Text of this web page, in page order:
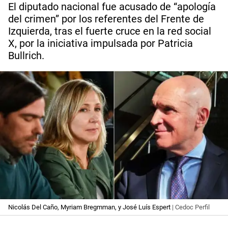
El diputado nacional fue acusado de “apología
del crimen” por los referentes del Frente de
Izquierda, tras el fuerte cruce en la red social
X, por la iniciativa impulsada por Patricia
Bullrich.
Nicolás Del Caño, Myriam Bregmman, y José Luís Espert | Cedoc Perfil